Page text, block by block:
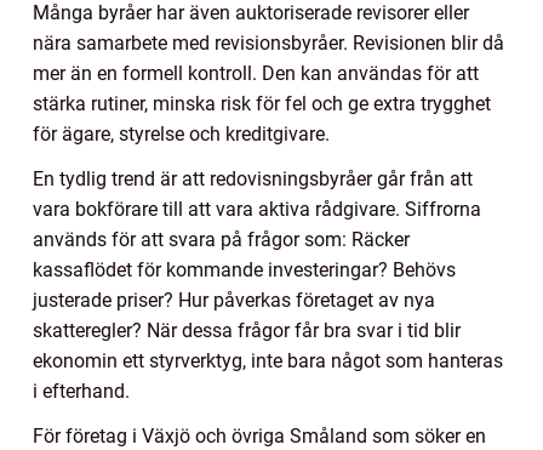
Många byråer har även auktoriserade revisorer eller
nära samarbete med revisionsbyråer. Revisionen blir då
mer än en formell kontroll. Den kan användas för att
stärka rutiner, minska risk för fel och ge extra trygghet
för ägare, styrelse och kreditgivare.
En tydlig trend är att redovisningsbyråer går från att
vara bokförare till att vara aktiva rådgivare. Siffrorna
används för att svara på frågor som: Räcker
kassaflödet för kommande investeringar? Behövs
justerade priser? Hur påverkas företaget av nya
skatteregler? När dessa frågor får bra svar i tid blir
ekonomin ett styrverktyg, inte bara något som hanteras
i efterhand.
För företag i Växjö och övriga Småland som söker en